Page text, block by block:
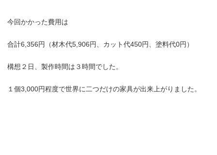
今回かかった費用は
合計6,356円（材木代5,906円、カット代450円、塗料代0円）
構想２日、製作時間は３時間でした。
１個3,000円程度で世界に二つだけの家具が出来上がりました。